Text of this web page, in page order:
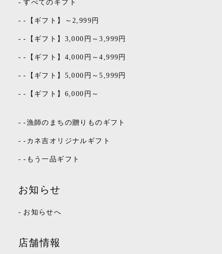
- すべてのギフト
- -【ギフト】～2,999円
- -【ギフト】3,000円～3,999円
- -【ギフト】4,000円～4,999円
- -【ギフト】5,000円～5,999円
- -【ギフト】6,000円～
- -漁師のまちの贈りものギフト
- -カネ吉オリジナルギフト
- -もう一品ギフト
お知らせ
- お知らせへ
店舗情報